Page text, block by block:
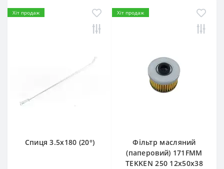
Хіт продаж
Спиця 3.5х180 (20°)
Хіт продаж
Фільтр масляний
(паперовий) 171FMM
TEKKEN 250 12х50х38